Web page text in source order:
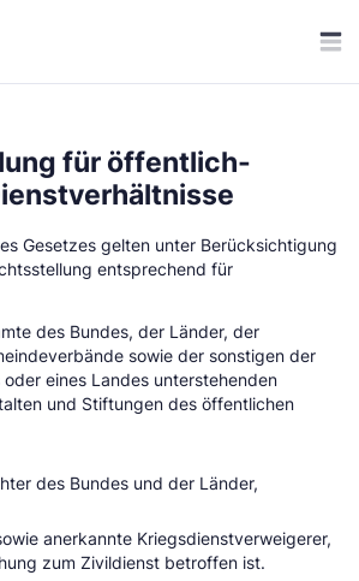
für öffentlich-
Gesetzes gelten unter Berücksichtigung
entsprechend für
des Bundes, der Länder, der
sowie der sonstigen der
eines Landes unterstehenden
und Stiftungen des öffentlichen
des Bundes und der Länder,
anerkannte Kriegsdienstverweigerer,
zum Zivildienst betroffen ist.